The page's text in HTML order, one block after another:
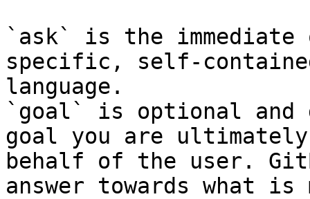
`ask` is the
specific, self-
language.
`goal` is optional and
goal you are
behalf of the user.
answer towards what